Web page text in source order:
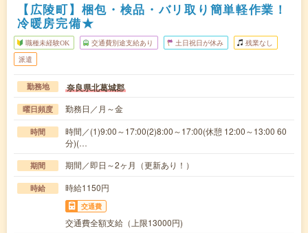
【広陵町】梱包・検品・バリ取り簡単軽作業！
冷暖房完備★
職種未経験OK 交通費別途支給あり 土日祝日が休み 残業なし
派遣
勤務地 奈良県北葛城郡
曜日頻度 勤務日／月～金
時間
時間／(1)9:00～17:00(2)8:00～17:00(休憩 12:00～13:00 60
分)(…
期間 期間／即日～2ヶ月（更新あり！）
時給 時給1150円
交通費
交通費全額支給（上限13000円)